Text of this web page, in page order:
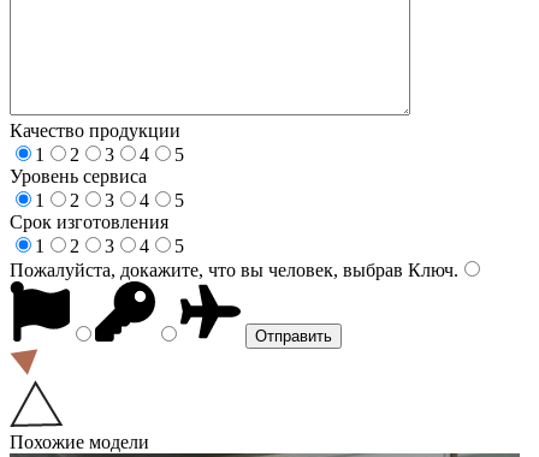
Качество продукции
1
2 3 4
5
Уровень сервиса
1
2 3 4
5
Срок изготовления
1
2 3 4
5
Пожалуйста, докажите, что вы человек, выбрав Ключ.
Похожие модели